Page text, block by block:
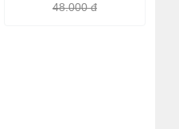
48.000 đ